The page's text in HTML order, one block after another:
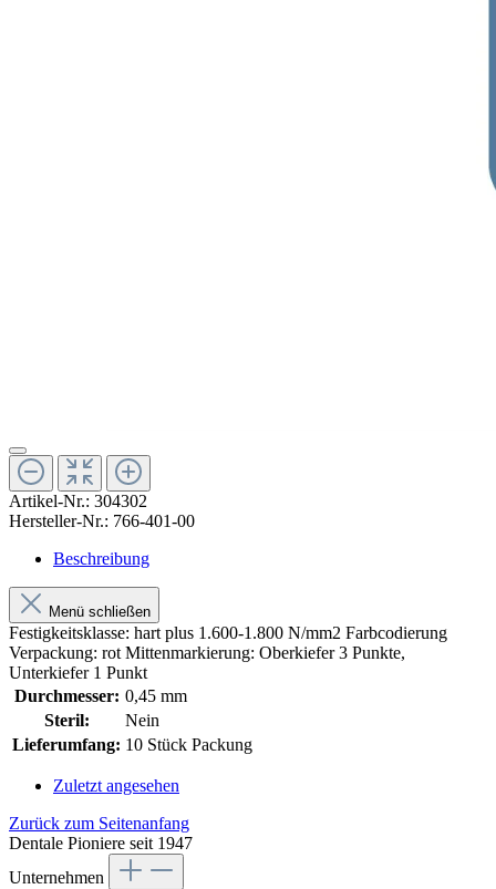
Artikel-Nr.: 304302
Hersteller-Nr.: 766-401-00
Beschreibung
Menü schließen
Festigkeitsklasse: hart plus 1.600-1.800 N/mm2 Farbcodierung
Verpackung: rot Mittenmarkierung: Oberkiefer 3 Punkte,
Unterkiefer 1 Punkt
Durchmesser: 0,45 mm
Steril:
Nein
Lieferumfang: 10 Stück Packung
Zuletzt angesehen
Zurück zum Seitenanfang
Dentale Pioniere seit 1947
Unternehmen